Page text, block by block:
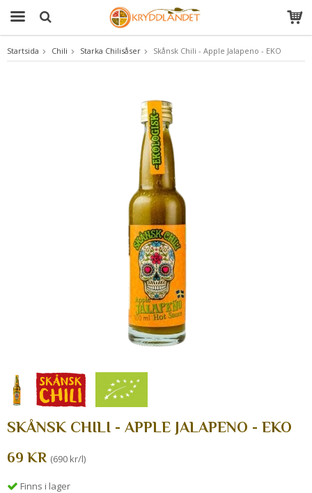
Produkten har blivit tillagd i varukorgen
Startsida Chili Starka Chilisåser Skånsk Chili - Apple Jalapeno - EKO
SKÅNSK CHILI - APPLE JALAPENO - EKO
69 KR (690 kr/l)
Finns i lager